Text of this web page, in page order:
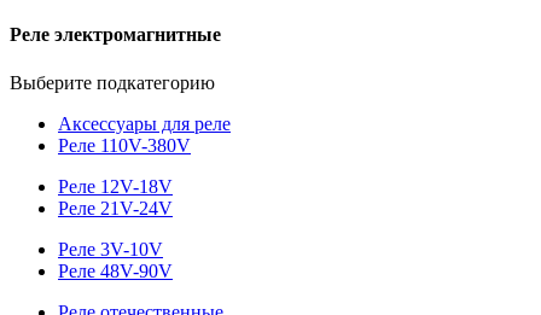
Реле электромагнитные
Выберите подкатегорию
Аксессуары для реле
Реле 110V-380V
Реле 12V-18V
Реле 21V-24V
Реле 3V-10V
Реле 48V-90V